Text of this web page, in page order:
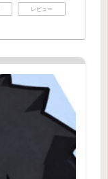
レビュー